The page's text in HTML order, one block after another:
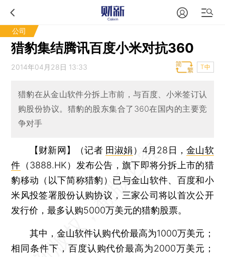
公司
猎豹集结腾讯百度小米对抗360
2014年04月28日 13:33 T中
猎豹在从金山软件分拆上市前，与百度、小米签订认
购股份协议。猎豹的股东集合了360在国内的主要竞
争对手
【财新网】（记者 田淑娟 ） 4月28日，金山软
件 （3888.HK）发布公告，旗下即将分拆上市的猎
豹移动（以下简称猎豹）已与金山软件、百度和小
米风投签署股份认购协议，三家公司将以首次公开
发行价，最多认购5000万美元的猎豹股票。
其中，金山软件认购代价最高为1000万美元；
相同条件下，百度认购代价最高为2000万美元；